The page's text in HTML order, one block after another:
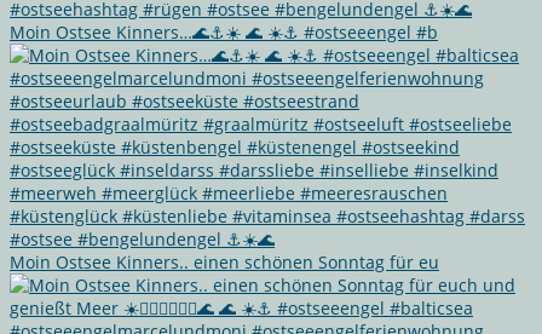
Moin Ostsee Kinners…🌊⚓️☀️ 🌊 ☀️⚓️ #ostseeengel #b
Moin Ostsee Kinners.. einen schönen Sonntag für eu